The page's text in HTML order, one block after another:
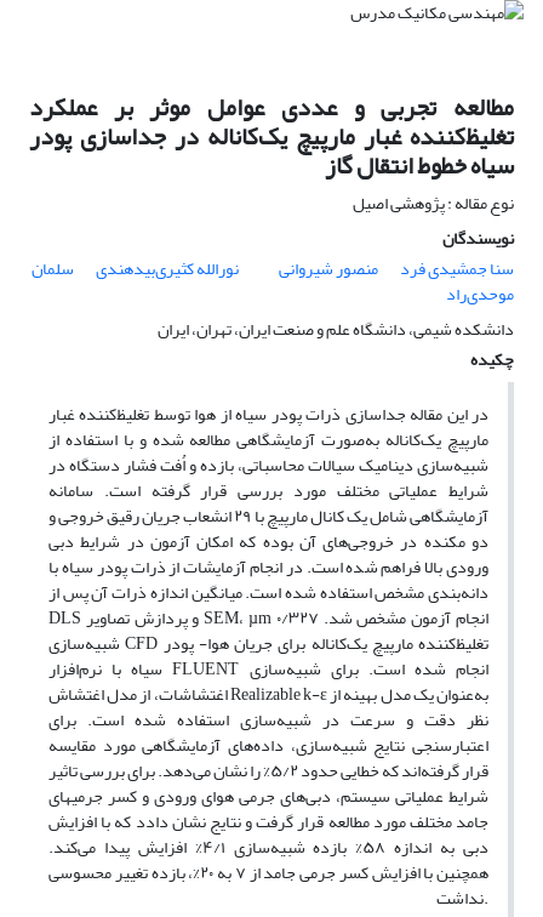
مطالعه تجربی و عددی عوامل موثر بر عملکرد
تغلیظ‌کننده‌ غبار مارپیچ یک‌کاناله در جداسازی پودر
سیاه خطوط انتقال گاز
نوع مقاله : پژوهشی اصیل
نویسندگان
سنا جمشیدی فرد
منصور شیروانی نورالله کثیری‌بیدهندی سلمان
موحدی‌راد
دانشکده شیمی، دانشگاه علم و صنعت ایران، تهران، ایران
چکیده
در این مقاله جداسازی ذرات پودر سیاه از هوا توسط تغلیظ‌کننده‏ غبار
مارپیچ یک‌کاناله به‌صورت آزمایشگاهی مطالعه شده و با استفاده از
شبیه‌سازی دینامیک سیالات محاسباتی، بازده و اُفت فشار دستگاه در
شرایط عملیاتی مختلف مورد بررسی قرار گرفته است. سامانه
آزمایشگاهی شامل یک کانال مارپیچ با ۲۹ انشعاب جریان رقیق خروجی و
دو مکنده در خروجی‌های آن بوده که امکان آزمون در شرایط دبی
ورودی بالا فراهم شده است. در انجام آزمایشات از ذرات پودر سیاه با
دانه‌بندی مشخص استفاده شده است. میانگین اندازه ذرات آن پس از
انجام آزمون DLS SEM،µm ۰/۳۲۷
شبیه‌سازیCFD
سیاه با نرم‌افزارFLUENT
اغتشاشات، از مدل اغتشاشRealizable k-εبه‌عنوان یک مدل بهینه از
نظر دقت و سرعت در شبیه‌سازی استفاده شده است. برای
اعتبارسنجی نتایج شبیه‌سازی، داده‌های آزمایشگاهی مورد مقایسه
قرار گرفته‌اند که خطایی حدود ۵/۲% را نشان می‌دهد. برای بررسی تاثیر
شرایط عملیاتی سیستم، دبی‌های جرمی هوای ورودی و کسر جرمی‏های
جامد مختلف مورد مطالعه قرار گرفت و نتایج نشان دادد که با افزایش
دبی به اندازه ۵۸% بازده شبیه‌سازی ۴/۱% افزایش پیدا می‌کند.
همچنین با افزایش کسر جرمی جامد از ۷ به ۲۰%، بازده تغییر محسوسی
نداشت.